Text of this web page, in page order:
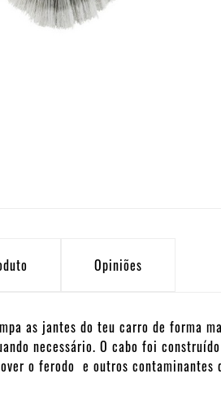
Opiniões
as jantes do teu carro de forma
necessário. O cabo foi
o ferodo e outros